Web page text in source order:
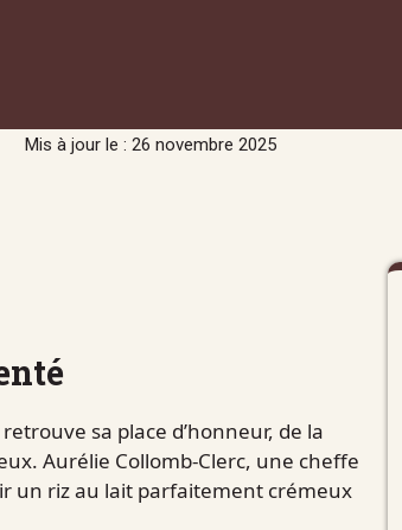
Mis à jour le : 26 novembre 2025
sa place d’honneur, de la
Aurélie Collomb-Clerc, une cheffe
un riz au lait parfaitement crémeux